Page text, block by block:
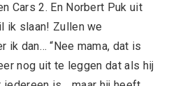
Cars 2. En Norbert Puk uit
ik slaan! Zullen we
ik dan… “Nee mama, dat is
nog uit te leggen dat als hij